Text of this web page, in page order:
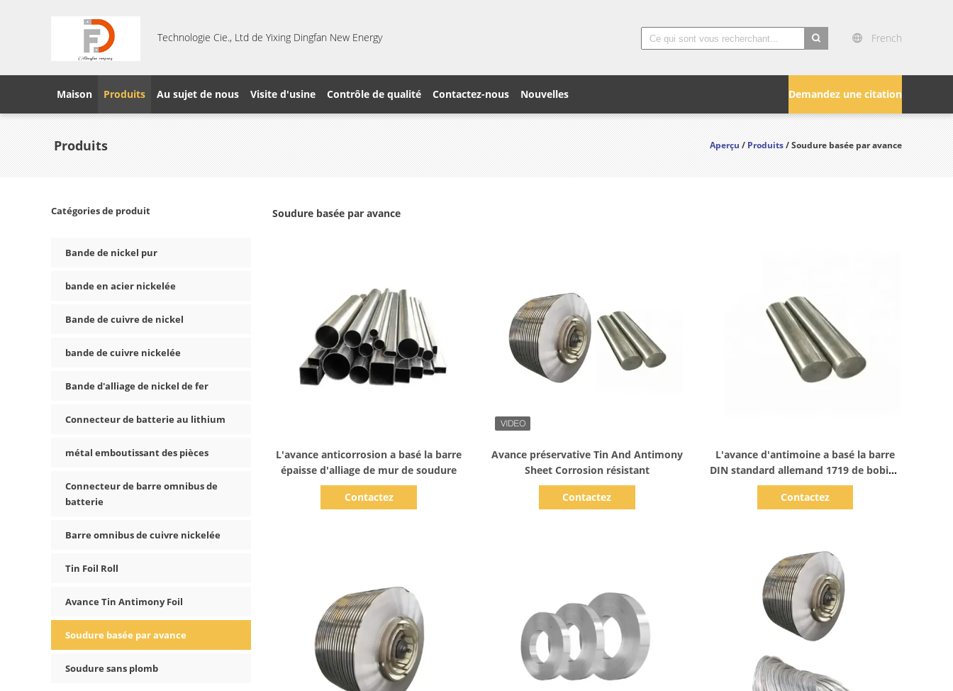
Technologie Cie., Ltd de Yixing Dingfan New Energy
French
Demandez une citation
Maison Produits Au sujet de nous Visite d'usine Contrôle de qualité Contactez-nous Nouvelles
Produits Aperçu/Produits/ Soudure basée par avance
Catégories de produit
Bande de nickel pur
bande en acier nickelée
Bande de cuivre de nickel
bande de cuivre nickelée
Bande d'alliage de nickel de fer
Connecteur de batterie au lithium
métal emboutissant des pièces
Connecteur de barre omnibus de
batterie
Barre omnibus de cuivre nickelée
Tin Foil Roll
Avance Tin Antimony Foil
Soudure basée par avance
Soudure sans plomb
Soudure basée par avance
L'avance anticorrosion a basé la barre
épaisse d'alliage de mur de soudure
Contactez
Avance préservative Tin And Antimony
Sheet Corrosion résistant
Contactez
L'avance d'antimoine a basé la barre
DIN standard allemand 1719 de bobine
de bande de soudure
Contactez